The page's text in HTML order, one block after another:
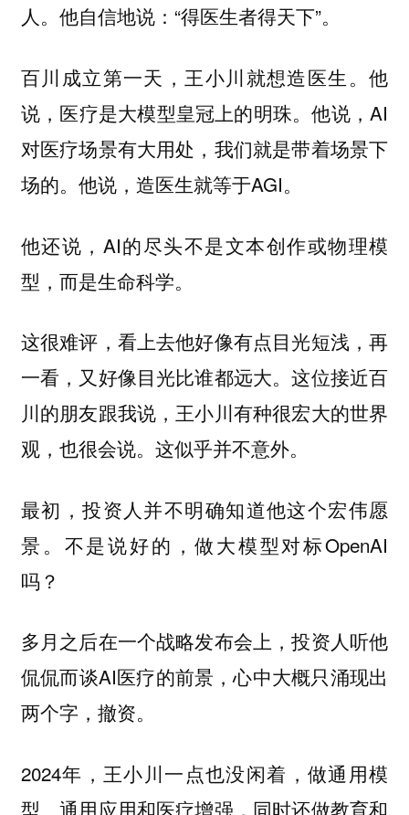
人。他自信地说：“得医生者得天下”。
百川成立第一天，王小川就想造医生。他
说，医疗是大模型皇冠上的明珠。他说，AI
对医疗场景有大用处，我们就是带着场景下
场的。他说，造医生就等于AGI。
他还说，AI的尽头不是文本创作或物理模
型，而是生命科学。
这很难评，看上去他好像有点目光短浅，再
一看，又好像目光比谁都远大。这位接近百
川的朋友跟我说，王小川有种很宏大的世界
观，也很会说。这似乎并不意外。
最初，投资人并不明确知道他这个宏伟愿
景。不是说好的，做大模型对标OpenAI
吗？
多月之后在一个战略发布会上，投资人听他
侃侃而谈AI医疗的前景，心中大概只涌现出
两个字，撤资。
2024年，王小川一点也没闲着，做通用模
型、通用应用和医疗增强，同时还做教育和